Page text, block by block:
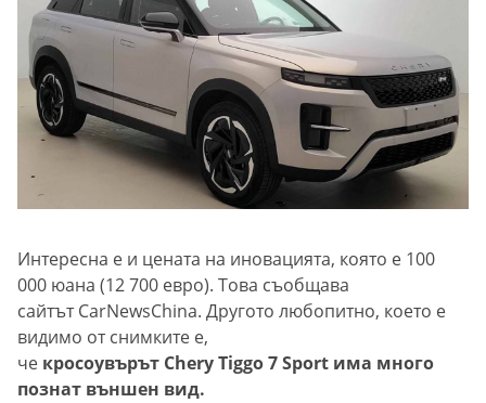
Интересна е и цената на иновацията, която е 100
000 юана (12 700 евро). Това съобщава
сайтът CarNewsChina. Другото любопитно, което е
видимо от снимките е,
че кросоувърът Chery Tiggo 7 Sport има много
познат външен вид.